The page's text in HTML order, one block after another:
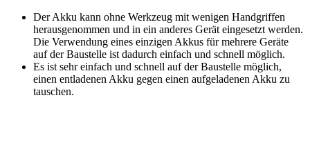
Der Akku kann ohne Werkzeug mit wenigen Handgriffen
herausgenommen und in ein anderes Gerät eingesetzt werden.
Die Verwendung eines einzigen Akkus für mehrere Geräte
auf der Baustelle ist dadurch einfach und schnell möglich.
Es ist sehr einfach und schnell auf der Baustelle möglich,
einen entladenen Akku gegen einen aufgeladenen Akku zu
tauschen.